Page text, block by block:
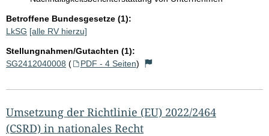
Betroffene Bundesgesetze (1):
LkSG [alle RV hierzu]
Stellungnahmen/Gutachten (1):
SG2412040008 ( PDF - 4 Seiten)
Umsetzung der Richtlinie (EU) 2022/2464
(CSRD) in nationales Recht